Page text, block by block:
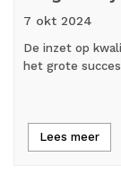
7 okt 2024
De inzet op
het grote
Lees meer